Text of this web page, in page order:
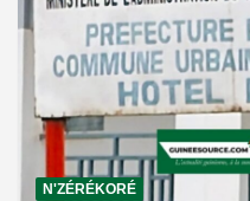
N'ZÉRÉKORÉ